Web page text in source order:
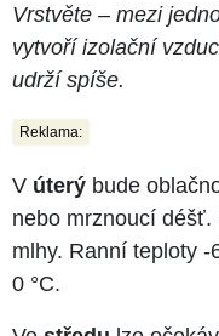
Vrstvěte – mezi
vytvoří izolační
udrží spíše.
Reklama:
V úterý bude
nebo mrznoucí
mlhy. Ranní teploty -
0 °C.